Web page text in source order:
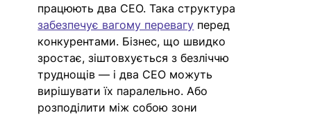
працюють два СЕО. Така структура
забезпечує вагому перевагу перед
конкурентами. Бізнес, що швидко
зростає, зіштовхується з безліччю
труднощів — і два СЕО можуть
вирішувати їх паралельно. Або
розподілити між собою зони